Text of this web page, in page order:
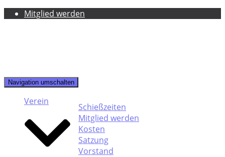
Mitglied werden
Navigation umschalten
Verein
Schießzeiten
Mitglied werden
Kosten
Satzung
Vorstand